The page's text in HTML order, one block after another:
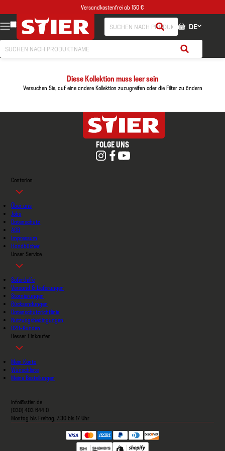
Versandkostenfrei ab 150 €
DE
Diese Kollektion muss leer sein
Versuchen Sie, auf eine andere Kollektion zuzugreifen oder die Filter zu ändern
FOLGE UNS
Contorion
Über uns
Jobs
Datenschutz
AGB
Impressum
Handbücher
Unser Service
Soforthilfe
Versand & Lieferungen
Stornierungen
Rücksendungen
Datenschutzrichtlinie
Nutzungsbedingungen
B2B-Kunden
Besser Einkaufen
Mein Konto
Wunschliste
Meine Bestellungen
info@stier.de
(030) 403 644 0
Montag bis Freitag, 7:30 bis 17 Uhr